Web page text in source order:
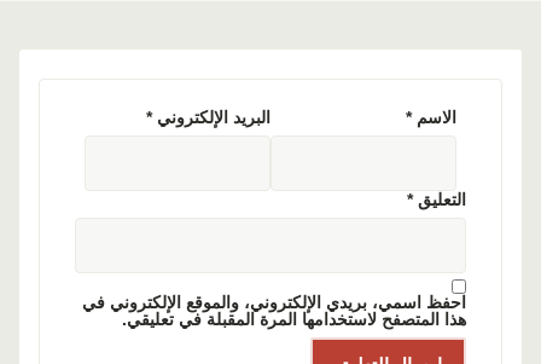
التعليق*
الاسم* البريد الإلكتروني*
احفظ اسمي، بريدي الإلكتروني، والموقع الإلكتروني في
هذا المتصفح لاستخدامها المرة المقبلة في تعليقي.